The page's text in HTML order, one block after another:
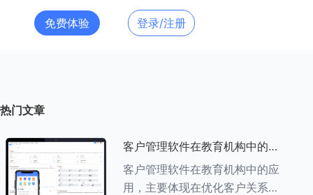
免费体验 登录/注册
热门文章
客户管理软件在教育机构中的应
用探索
客户管理软件在教育机构中的应
用，主要体现在优化客户关系管